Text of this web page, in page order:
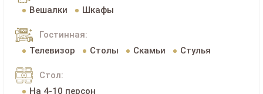
Вешалки
Шкафы
Гостинная:
Телевизор
Столы Скамьи Стулья
Стол:
На 4-10 персон